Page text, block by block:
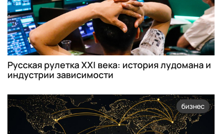
Русская рулетка XXI века: история лудомана и
индустрии зависимости
бизнес